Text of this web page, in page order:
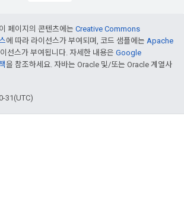
페이지의 콘텐츠에는 Creative Commons
에 따라 라이선스가 부여되며, 코드 샘플에는 Apache
선스가 부여됩니다. 자세한 내용은 Google
을 참조하세요. 자바는 Oracle 및/또는 Oracle 계열사
31(UTC)